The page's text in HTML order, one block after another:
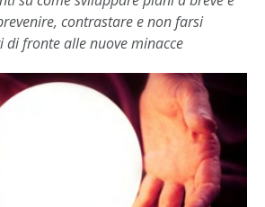
contrastare e non farsi
fronte alle nuove minacce